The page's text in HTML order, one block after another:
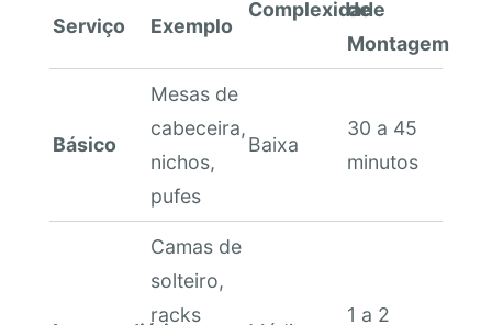
Serviço
Exemplo
Complexidade
de
Montagem
Básico
Mesas de
cabeceira,
nichos,
pufes
Baixa
30 a 45
minutos
Camas de
solteiro,
racks
1 a 2